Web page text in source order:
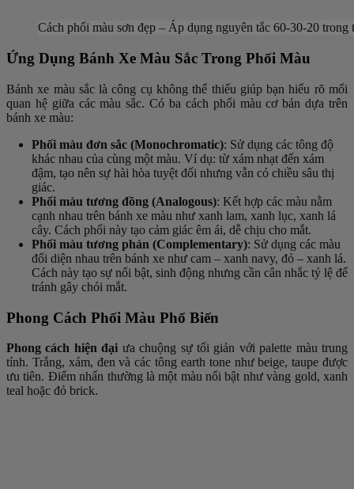
Cách phối màu sơn đẹp – Áp dụng nguyên tắc 60-30-20 trong
Ứng Dụng Bánh Xe Màu Sắc Trong Phối Màu
Bánh xe màu sắc là công cụ không thể thiếu giúp bạn hiểu rõ mối
quan hệ giữa các màu sắc. Có ba cách phối màu cơ bản dựa trên
bánh xe màu:
Phối màu đơn sắc (Monochromatic): Sử dụng các tông độ
khác nhau của cùng một màu. Ví dụ: từ xám nhạt đến xám
đậm, tạo nên sự hài hòa tuyệt đối nhưng vẫn có chiều sâu thị
giác.
Phối màu tương đồng (Analogous): Kết hợp các màu nằm
cạnh nhau trên bánh xe màu như xanh lam, xanh lục, xanh lá
cây. Cách phối này tạo cảm giác êm ái, dễ chịu cho mắt.
Phối màu tương phản (Complementary): Sử dụng các màu
đối diện nhau trên bánh xe như cam – xanh navy, đỏ – xanh lá.
Cách này tạo sự nổi bật, sinh động nhưng cần cân nhắc tỷ lệ để
tránh gây chói mắt.
Phong Cách Phối Màu Phổ Biến
Phong cách hiện đại ưa chuộng sự tối giản với palette màu trung
tính. Trắng, xám, đen và các tông earth tone như beige, taupe được
ưu tiên. Điểm nhấn thường là một màu nổi bật như vàng gold, xanh
teal hoặc đỏ brick.